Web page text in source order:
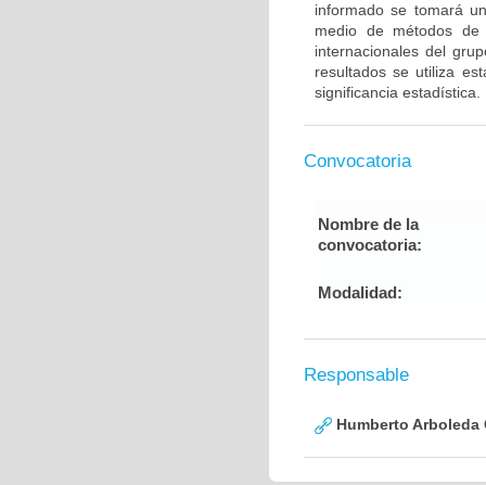
informado se tomará
medio de métodos de
internacionales del
resultados se utiliza
significancia estadística.
Convocatoria
Nombre de la
convocatoria:
Modalidad:
Responsable
Humberto Arboleda